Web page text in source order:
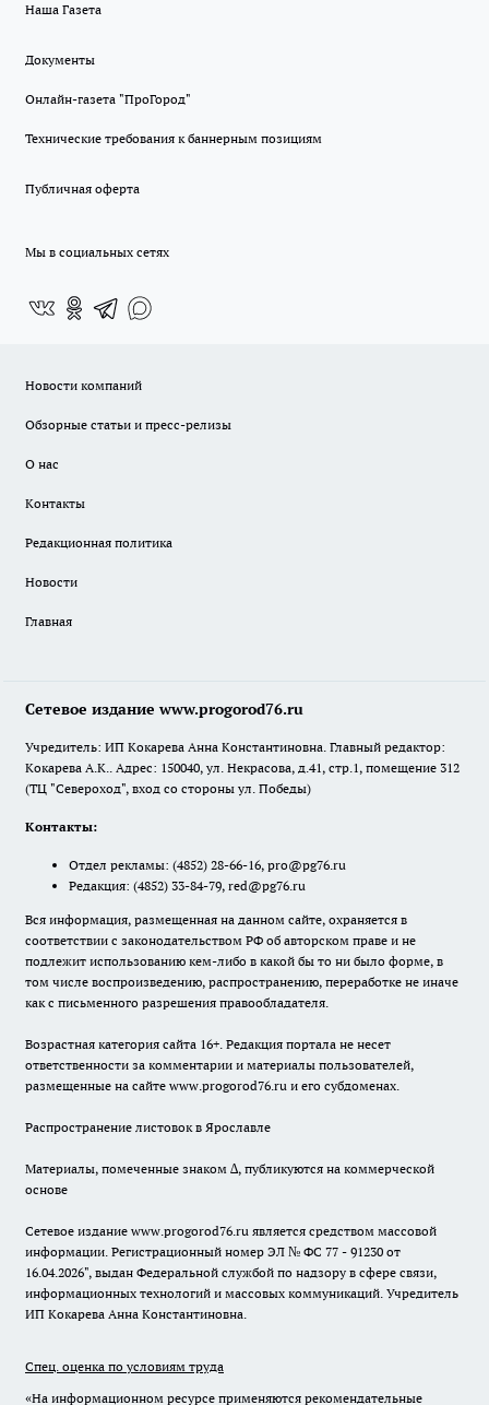
Наша Газета
Документы
Онлайн-газета "ПроГород"
Технические требования к баннерным позициям
Публичная оферта
Мы в социальных сетях
Новости компаний
Обзорные статьи и пресс-релизы
О нас
Контакты
Редакционная политика
Новости
Главная
Сетевое издание www.progorod76.ru
Учредитель: ИП Кокарева Анна Константиновна. Главный редактор:
Кокарева А.К.. Адрес: 150040, ул. Некрасова, д.41, стр.1, помещение 312
(ТЦ "Североход", вход со стороны ул. Победы)
Контакты:
Отдел рекламы: (4852) 28-66-16, pro@pg76.ru
Редакция: (4852) 33-84-79, red@pg76.ru
Вся информация, размещенная на данном сайте, охраняется в
соответствии с законодательством РФ об авторском праве и не
подлежит использованию кем-либо в какой бы то ни было форме, в
том числе воспроизведению, распространению, переработке не иначе
как с письменного разрешения правообладателя.
Возрастная категория сайта 16+. Редакция портала не несет
ответственности за комментарии и материалы пользователей,
размещенные на сайте www.progorod76.ru и его субдоменах.
Распространение листовок в Ярославле
Материалы, помеченные знаком ∆, публикуются на коммерческой
основе
Сетевое издание www.progorod76.ru является средством массовой
информации. Регистрационный номер ЭЛ № ФС 77 - 91230 от
16.04.2026", выдан Федеральной службой по надзору в сфере связи,
информационных технологий и массовых коммуникаций. Учредитель
ИП Кокарева Анна Константиновна.
Спец. оценка по условиям труда
«На информационном ресурсе применяются рекомендательные